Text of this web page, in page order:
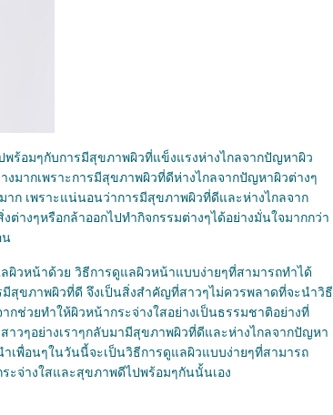
พร้อมๆกับการมีสุขภาพผิวที่แข็งแรงห่างไกลจากปัญหาผิว
มากเพราะการมีสุขภาพผิวที่ดีห่างไกลจากปัญหาผิวต่างๆ
ก เพราะแน่นอนว่าการมีสุขภาพผิวที่ดีและห่างไกลจาก
างๆหรือกล้าออกไปทำกิจกรรมต่างๆได้อย่างมั่นใจมากกว่า
น
ผิวหน้าด้วย วิธีการดูแลผิวหน้าแบบง่ายๆที่สามารถทำได้
สุขภาพผิวที่ดี จึงเป็นสิ่งสำคัญที่สาวๆไม่ควรพลาดที่จะนำวิธี
ช่วยทำให้ผิวหน้ากระจ่างใสอย่างเป็นธรรมชาติอย่างที่
วๆอย่างเราๆกลับมามีสุขภาพผิวที่ดีและห่างไกลจากปัญหา
เพื่อนๆในวันนี้จะเป็นวิธีการดูแลผิวแบบง่ายๆที่สามารถ
ะจ่างใสและสุขภาพดีไปพร้อมๆกันนั้นเอง